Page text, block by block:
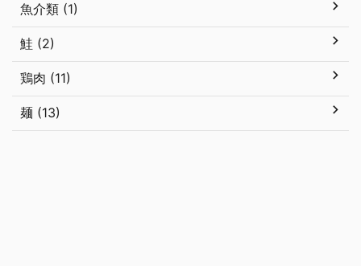
魚介類 (1)
鮭 (2)
鶏肉 (11)
麺 (13)